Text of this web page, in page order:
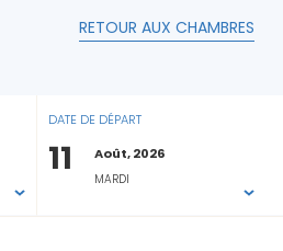
RETOUR AUX CHAMBRES
DATE DE DÉPART
11 Août, 2026
MARDI